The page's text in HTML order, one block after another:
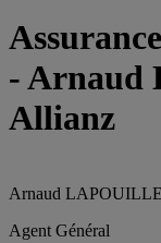
-Arnaud
Allianz
Arnaud LAPOUILLE
Agent Général